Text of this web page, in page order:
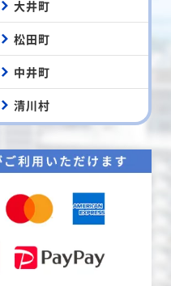
大井町
松田町
中井町
清川村